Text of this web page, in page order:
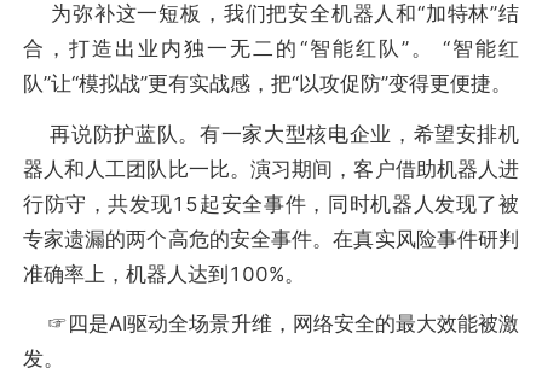
为弥补这一短板，我们把安全机器人和“加特林”结
合，打造出业内独一无二的“智能红队”。 “智能红
队”让“模拟战”更有实战感，把“以攻促防”变得更便捷。
再说防护蓝队。有一家大型核电企业，希望安排机
器人和人工团队比一比。演习期间，客户借助机器人进
行防守，共发现15起安全事件，同时机器人发现了被
专家遗漏的两个高危的安全事件。在真实风险事件研判
准确率上，机器人达到100%。
☞四是AI驱动全场景升维，网络安全的最大效能被激
发。